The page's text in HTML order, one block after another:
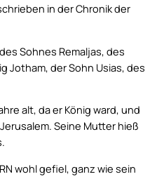
in der Chronik der
Sohnes Remaljas, des
Jotham, der Sohn Usias, des
alt, da er König ward, und
Seine Mutter hieß
wohl gefiel, ganz wie sein